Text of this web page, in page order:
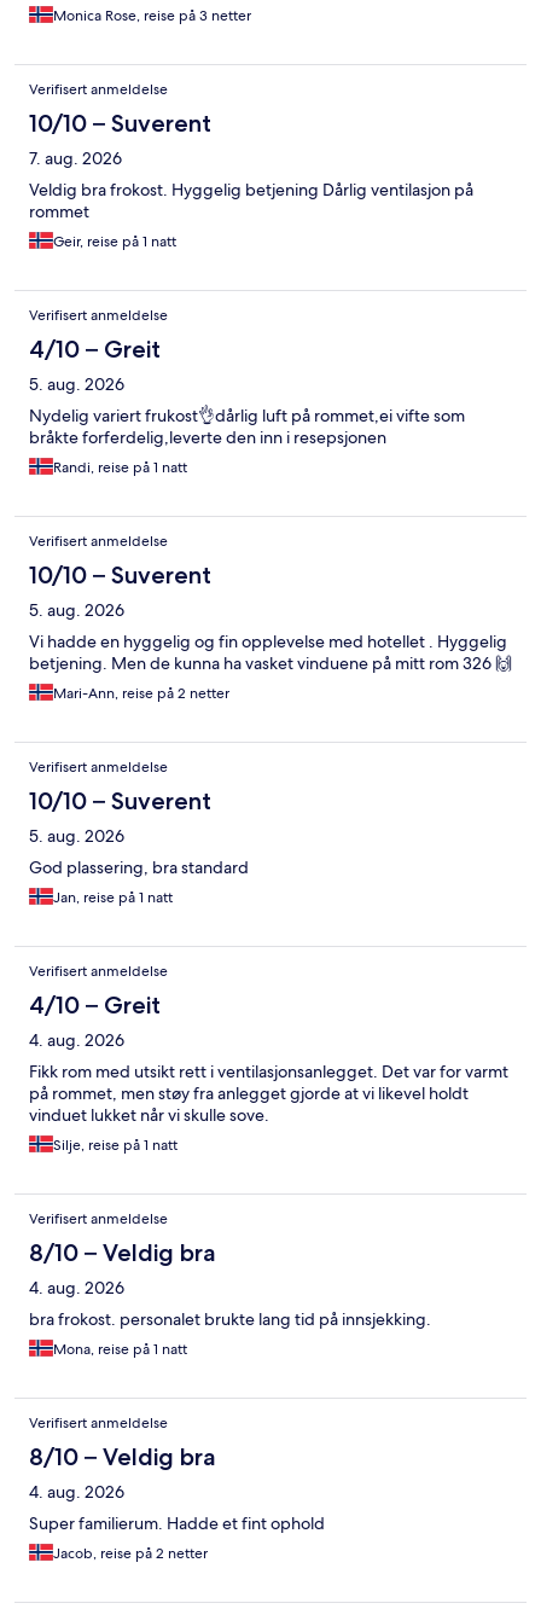
Monica Rose, reise på 3 netter
Verifisert anmeldelse
10/10 – Suverent
7. aug. 2026
Veldig bra frokost. Hyggelig betjening Dårlig ventilasjon på
rommet
Geir, reise på 1 natt
Verifisert anmeldelse
4/10 – Greit
5. aug. 2026
Nydelig variert frukost👌dårlig luft på rommet,ei vifte som
bråkte forferdelig,leverte den inn i resepsjonen
Randi, reise på 1 natt
Verifisert anmeldelse
10/10 – Suverent
5. aug. 2026
Vi hadde en hyggelig og fin opplevelse med hotellet . Hyggelig
betjening. Men de kunna ha vasket vinduene på mitt rom 326 🙌
Mari-Ann, reise på 2 netter
Verifisert anmeldelse
10/10 – Suverent
5. aug. 2026
God plassering, bra standard
Jan, reise på 1 natt
Verifisert anmeldelse
4/10 – Greit
4. aug. 2026
Fikk rom med utsikt rett i ventilasjonsanlegget. Det var for varmt
på rommet, men støy fra anlegget gjorde at vi likevel holdt
vinduet lukket når vi skulle sove.
Silje, reise på 1 natt
Verifisert anmeldelse
8/10 – Veldig bra
4. aug. 2026
bra frokost. personalet brukte lang tid på innsjekking.
Mona, reise på 1 natt
Verifisert anmeldelse
8/10 – Veldig bra
4. aug. 2026
Super familierum. Hadde et fint ophold
Jacob, reise på 2 netter